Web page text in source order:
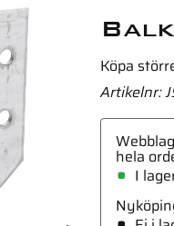
Köpa
Artikelnr
hela
I